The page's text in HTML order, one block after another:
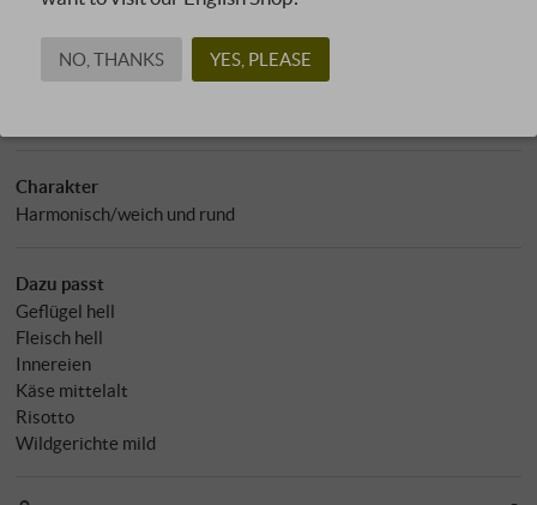
Energie in kJ: 332 kJ
Kohlenhydrate: 1,20 g
Charakter
Harmonisch/weich und rund
Dazu passt
Geflügel hell
Fleisch hell
Innereien
Käse mittelalt
Risotto
Wildgerichte mild
NO, THANKS YES, PLEASE